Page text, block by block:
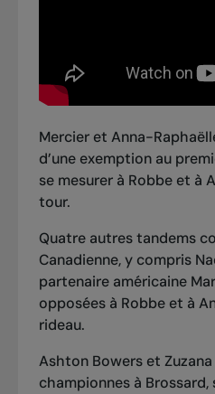
Mercier et Anna-
d’une exemption au
se mesurer à Robbe et à
tour.
Quatre autres tandems
Canadienne, y compris
partenaire américaine
opposées à Robbe et à
rideau.
Ashton Bowers et
championnes à Brossard,